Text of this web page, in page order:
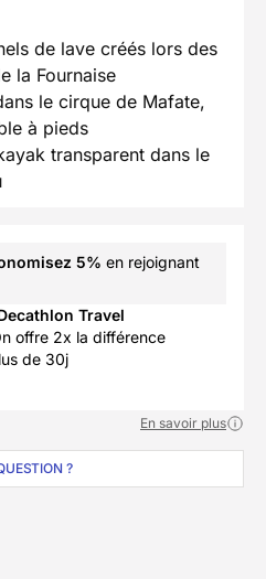
de lave créés lors des
la Fournaise
le cirque de Mafate,
à pieds
transparent dans le
5% en rejoignant
Travel
offre 2x la différence
de 30j
En savoir plus
?